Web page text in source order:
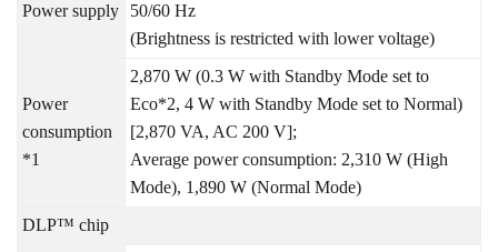
Power supply
50/60 Hz
(Brightness is restricted with lower voltage)
Power
consumption
*1
2,870 W (0.3 W with Standby Mode set to
Eco*2, 4 W with Standby Mode set to Normal)
[2,870 VA, AC 200 V];
Average power consumption: 2,310 W (High
Mode), 1,890 W (Normal Mode)
DLP™ chip